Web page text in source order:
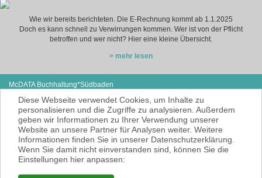
Wie wir bereits berichteten. Die E-Rechnung kommt ab 1.1.2025
Doch es kann schnell zu Verwirrungen kommen. Wer ist von der Pflicht
betroffen und wer nicht? Hier eine kleine Übersicht.
> mehr lesen
McDATA Buchhaltung*Südbaden
79585 Steinen
E-Mail: noe@mcdata.de
McDATA ist eine sehr gute Alternative zu
Ihrem Steuerberater zur Erbringung der
laufenden Finanz- und Lohnbuchhaltung*.
* = Erbracht werden nur Dienstleistungen
gemäß § 6 Nr. 3+4 Steuerberatungsgesetz
KEINE Rechts- und/oder Steuerberatung!
Diese Webseite verwendet Cookies, um Inhalte zu
personalisieren und die Zugriffe zu analysieren. Außerdem
geben wir Informationen zu Ihrer Verwendung unserer
Website an unsere Partner für Analysen weiter. Weitere
Informationen finden Sie in unserer Datenschutzerklärung.
Wenn Sie damit nicht einverstanden sind, können Sie die
Einstellungen hier anpassen: